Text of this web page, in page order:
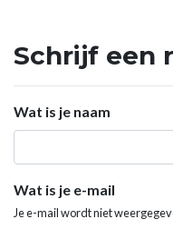
Schrijf een
Wat is je naam
Wat is je e-mail
Je e-mail wordt niet